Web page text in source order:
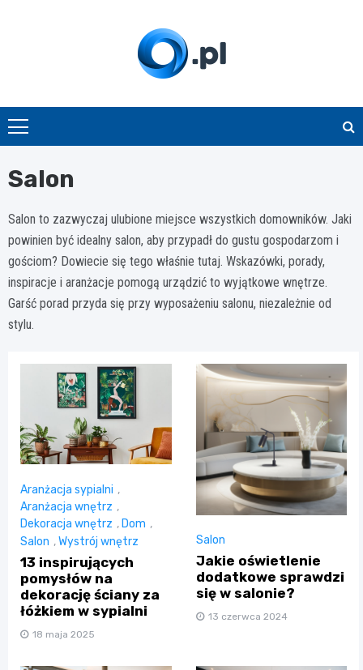
O.pl
Salon
Salon to zazwyczaj ulubione miejsce wszystkich domowników. Jaki
powinien być idealny salon, aby przypadł do gustu gospodarzom i
gościom? Dowiecie się tego właśnie tutaj. Wskazówki, porady,
inspiracje i aranżacje pomogą urządzić to wyjątkowe wnętrze.
Garść porad przyda się przy wyposażeniu salonu, niezależnie od
stylu.
Aranżacja sypialni ,
Aranżacja wnętrz ,
Dekoracja wnętrz ,Dom ,
Salon ,Wystrój wnętrz
13 inspirujących
pomysłów na
dekorację ściany za
łóżkiem w sypialni
18 maja 2025
Salon
Jakie oświetlenie
dodatkowe sprawdzi
się w salonie?
13 czerwca 2024